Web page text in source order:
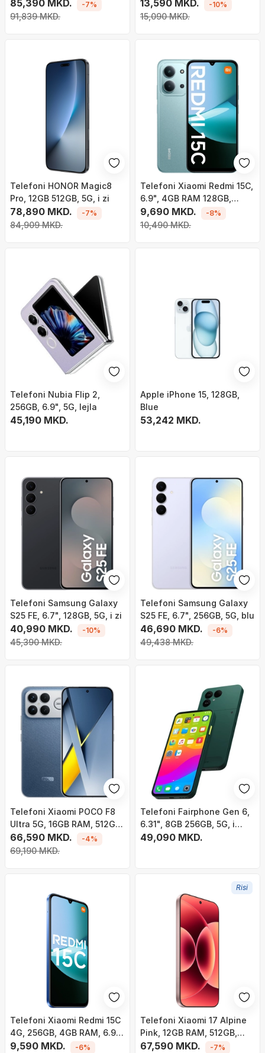
85,390 MKD.
91,839 MKD.
-7% 13,590 MKD.
15,090 MKD.
-10%
Telefoni HONOR Magic8
Pro, 12GB 512GB, 5G, i zi
78,890 MKD.
84,909 MKD.
-7%
Telefoni Xiaomi Redmi 15C,
6.9", 4GB RAM 128GB,
jeshile
9,690 MKD.
10,490 MKD.
-8%
Telefoni Nubia Flip 2,
256GB, 6.9", 5G, lejla
45,190 MKD.
Apple iPhone 15, 128GB,
Blue
53,242 MKD.
Telefoni Samsung Galaxy
S25 FE, 6.7", 128GB, 5G, i zi
40,990 MKD.
45,390 MKD.
-10%
Telefoni Samsung Galaxy
S25 FE, 6.7", 256GB, 5G, blu
46,690 MKD.
49,438 MKD.
-6%
Telefoni Xiaomi POCO F8
Ultra 5G, 16GB RAM, 512GB,
blu denim
66,590 MKD.
69,190 MKD.
-4%
Telefoni Fairphone Gen 6,
6.31", 8GB 256GB, 5G, i
gjelbër
49,090 MKD.
Telefoni Xiaomi Redmi 15C
4G, 256GB, 4GB RAM, 6.9",
blu Moonlight
9,590 MKD. -6%
Risi
Telefoni Xiaomi 17 Alpine
Pink, 12GB RAM, 512GB,
rozë e hapur
67,590 MKD. -7%